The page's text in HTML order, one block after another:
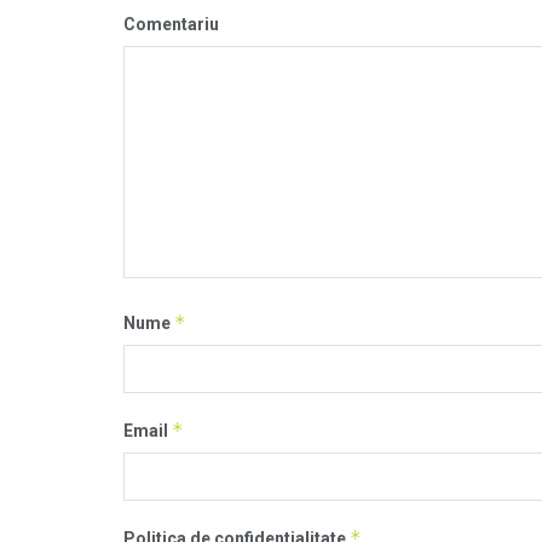
Comentariu
Nume *
Email *
Politica de confidentialitate *